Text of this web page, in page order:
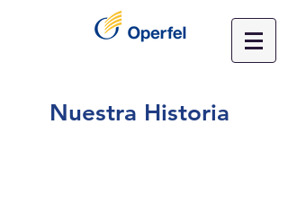
Nuestra Historia